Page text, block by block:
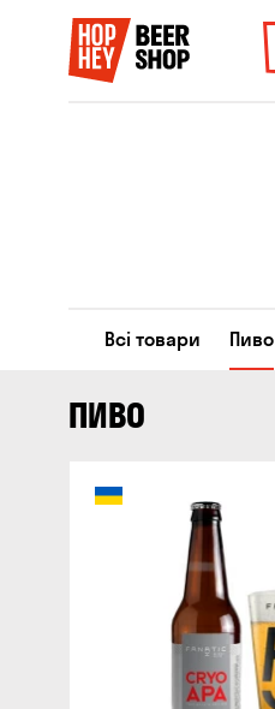
Всі товари Пиво
ПИВО